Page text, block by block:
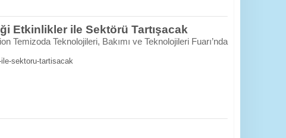
Etkinlikler ile Sektörü Tartışacak
Temizoda Teknolojileri, Bakımı ve Teknolojileri Fuarı’nda
sektoru-tartisacak